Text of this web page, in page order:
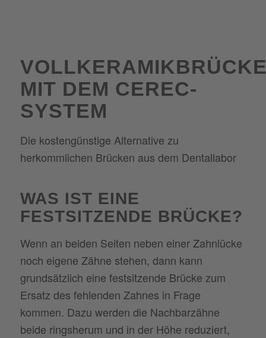
MIT DEM CEREC-
SYSTEM
Die kostengünstige Alternative zu
herkommlichen Brücken aus dem Dentallabor
WAS IST EINE
FESTSITZENDE BRÜCKE?
Wenn an beiden Seiten neben einer Zahnlücke
noch eigene Zähne stehen, dann kann
grundsätzlich eine festsitzende Brücke zum
Ersatz des fehlenden Zahnes in Frage
kommen. Dazu werden die Nachbarzähne
beide ringsherum und in der Höhe reduziert,